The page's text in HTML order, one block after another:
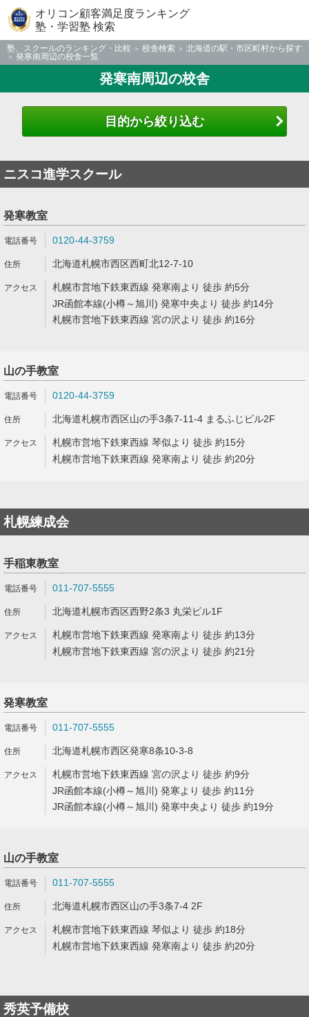
オリコン顧客満足度ランキング
塾・学習塾 検索
塾、スクールのランキング・比較 校舎検索
北海道の駅・市区町村から探す
発寒南周辺の校舎一覧
発寒南周辺の校舎
目的から絞り込む
ニスコ進学スクール
発寒教室
0120-44-3759
北海道札幌市西区西町北12-7-10
札幌市営地下鉄東西線 発寒南より 徒歩 約5分
JR函館本線(小樽～旭川) 発寒中央より 徒歩 約14分
札幌市営地下鉄東西線 宮の沢より 徒歩 約16分
山の手教室
0120-44-3759
北海道札幌市西区山の手3条7-11-4 まるふじビル2F
札幌市営地下鉄東西線 琴似より 徒歩 約15分
札幌市営地下鉄東西線 発寒南より 徒歩 約20分
札幌練成会
手稲東教室
011-707-5555
北海道札幌市西区西野2条3 丸栄ビル1F
札幌市営地下鉄東西線 発寒南より 徒歩 約13分
札幌市営地下鉄東西線 宮の沢より 徒歩 約21分
発寒教室
011-707-5555
北海道札幌市西区発寒8条10-3-8
札幌市営地下鉄東西線 宮の沢より 徒歩 約9分
JR函館本線(小樽～旭川) 発寒より 徒歩 約11分
JR函館本線(小樽～旭川) 発寒中央より 徒歩 約19分
山の手教室
011-707-5555
北海道札幌市西区山の手3条7-4 2F
札幌市営地下鉄東西線 琴似より 徒歩 約18分
札幌市営地下鉄東西線 発寒南より 徒歩 約20分
秀英予備校